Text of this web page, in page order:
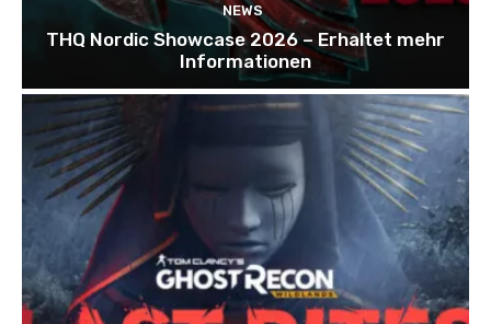
NEWS
THQ Nordic Showcase 2026 – Erhaltet mehr
Informationen